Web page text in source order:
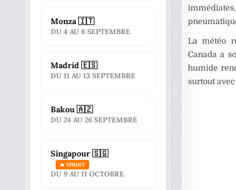
La météo
Canada a
humide
surtout
Monza 🇮🇹
DU 4 AU 6 SEPTEMBRE
Madrid 🇪🇸
DU 11 AU 13 SEPTEMBRE
Bakou 🇦🇿
DU 24 AU 26 SEPTEMBRE
Singapour 🇸🇬
🔥 SPRINT
DU 9 AU 11 OCTOBRE